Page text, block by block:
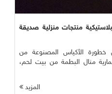
منتجات منزلية صديقة
خطورة الأكياس المصنوعة من
منال البطمة من بيت لحم،
المزيد